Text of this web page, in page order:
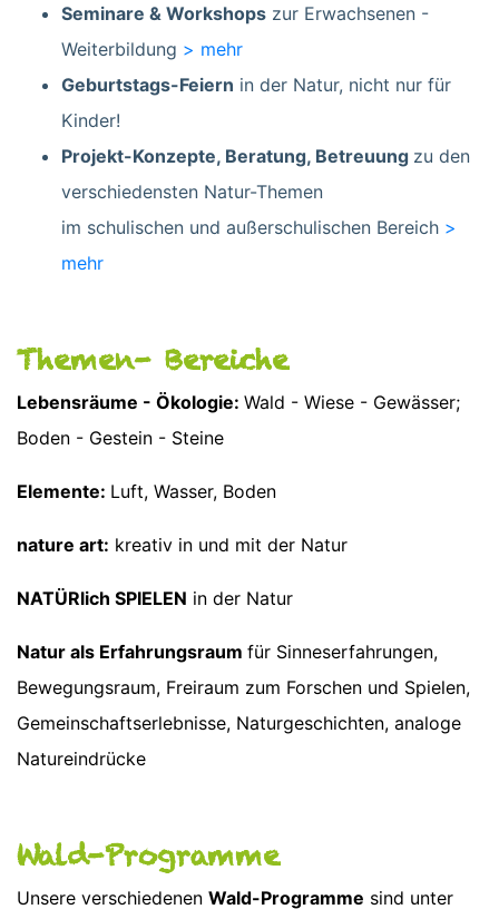
Seminare & Workshops zur Erwachsenen -
Weiterbildung > mehr
Geburtstags-Feiern in der Natur, nicht nur für
Kinder!
Projekt-Konzepte, Beratung, Betreuung zu den
verschiedensten Natur-Themen
im schulischen und außerschulischen Bereich >
mehr
Themen- Bereiche
Lebensräume - Ökologie: Wald - Wiese - Gewässer;
Boden - Gestein - Steine
Elemente: Luft, Wasser, Boden
nature art: kreativ in und mit der Natur
NATÜRlich SPIELEN in der Natur
Natur als Erfahrungsraum für Sinneserfahrungen,
Bewegungsraum, Freiraum zum Forschen und Spielen,
Gemeinschaftserlebnisse, Naturgeschichten, analoge
Natureindrücke
Wald-Programme
Unsere verschiedenen Wald-Programme sind unter